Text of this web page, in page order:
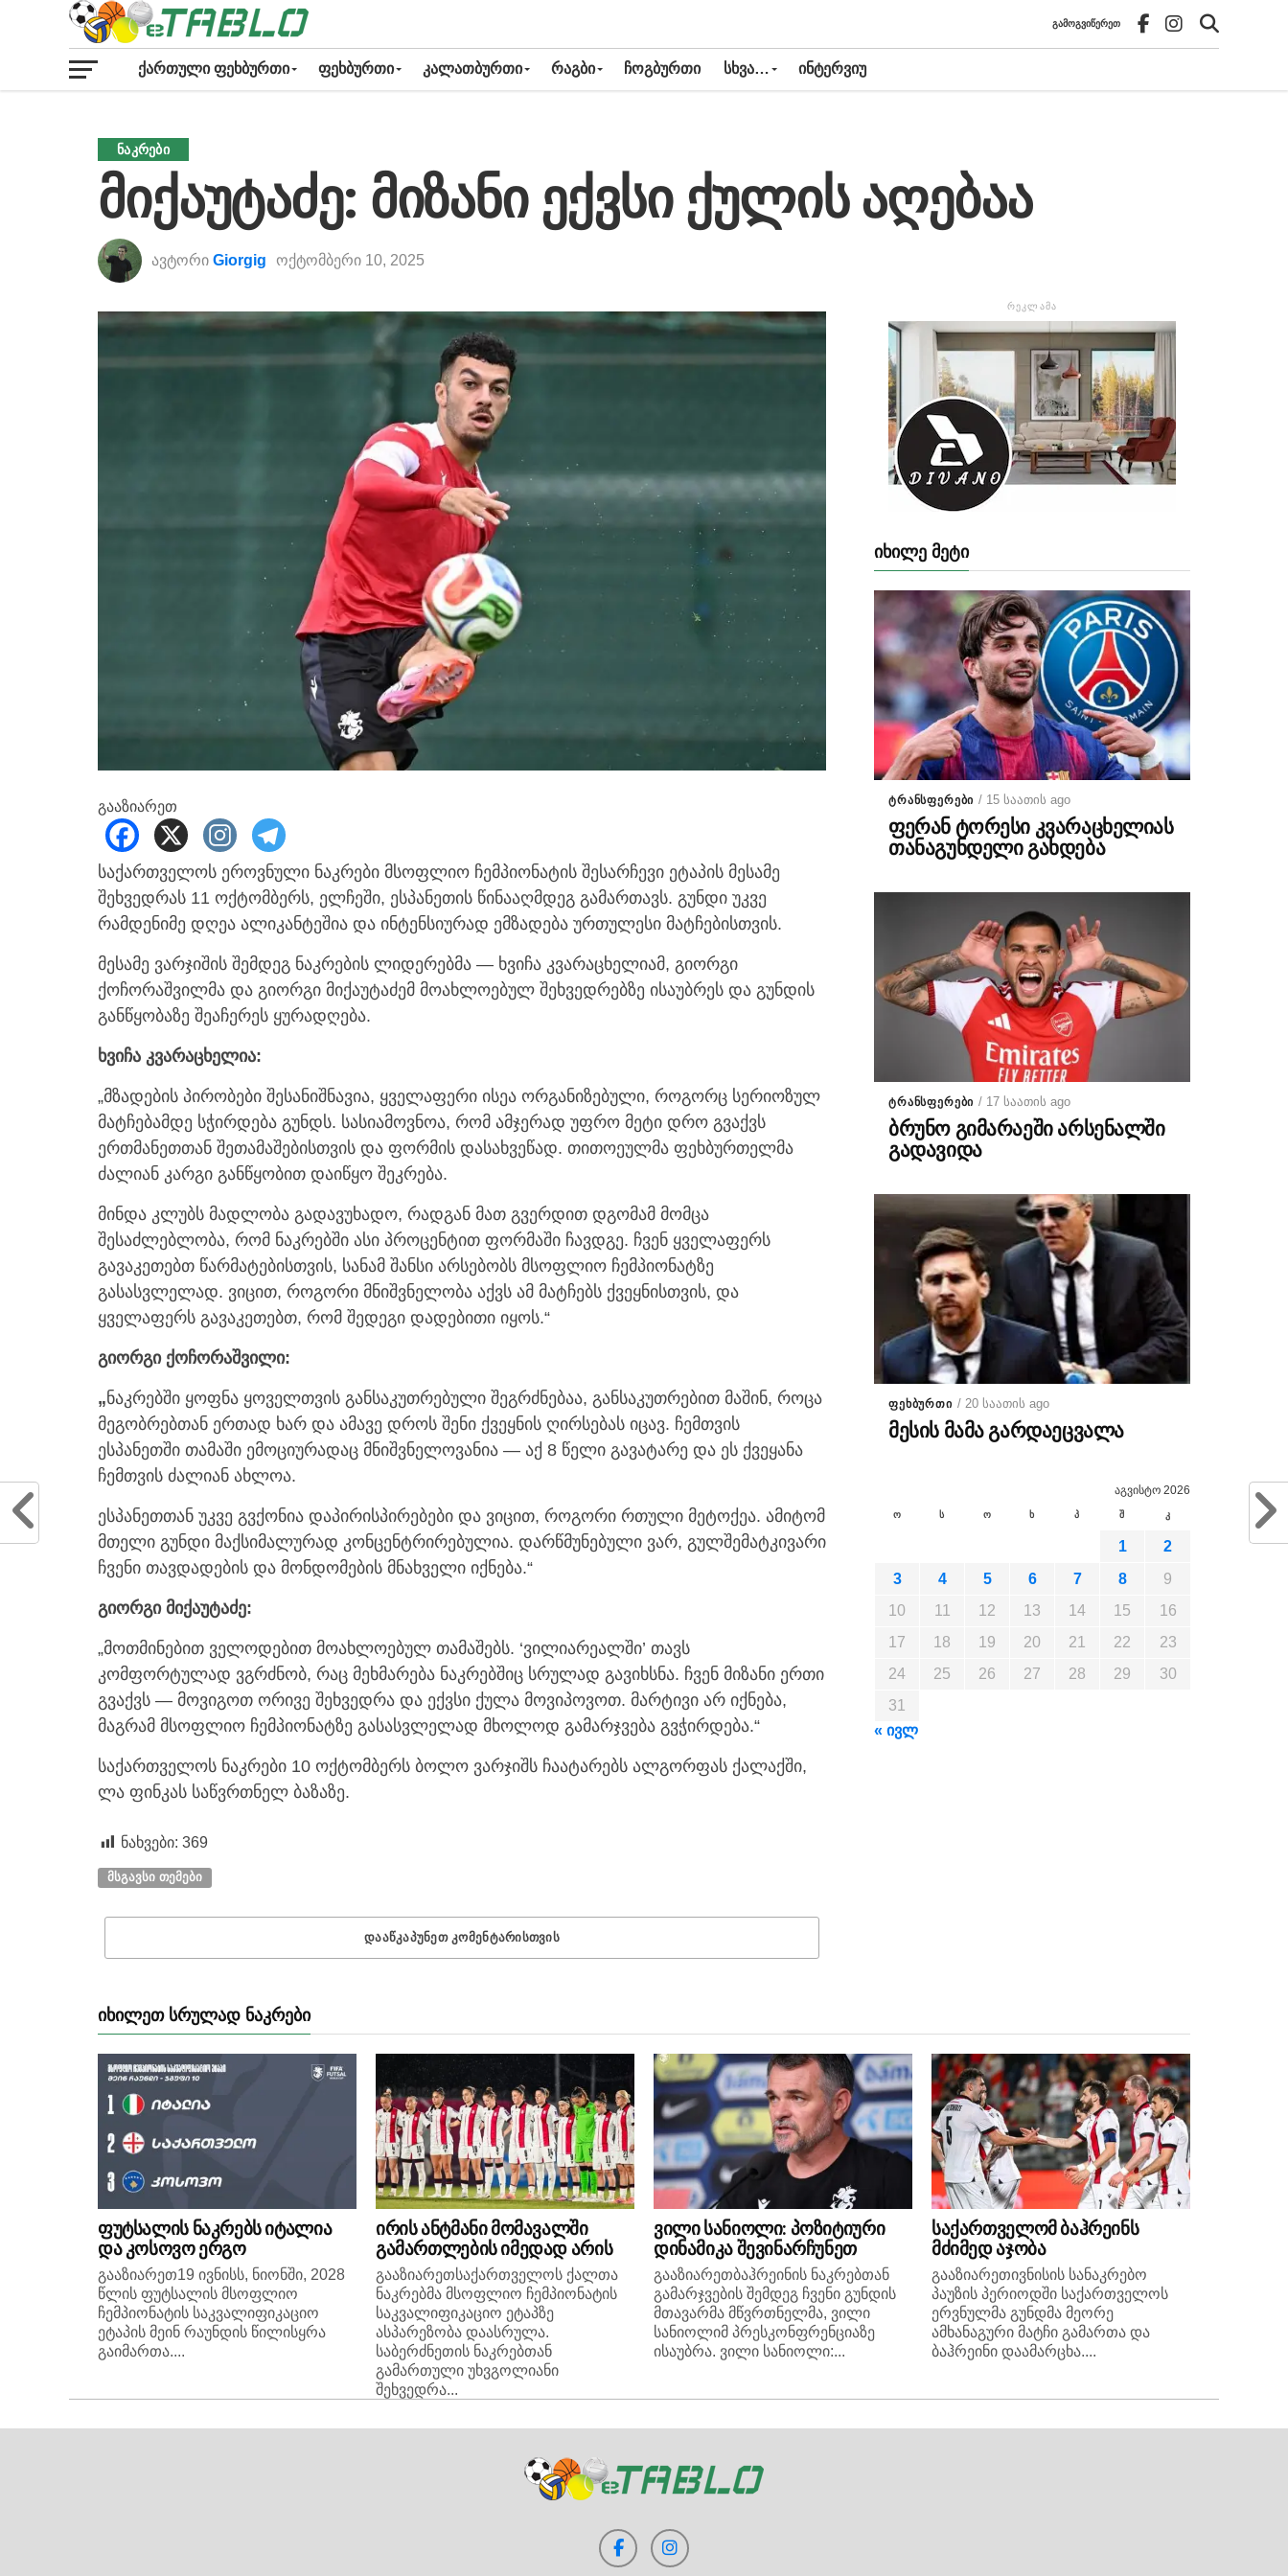
ᲒᲐᲛᲝᲒᲕᲘᲬᲔᲠᲔᲗ
ᲥᲐᲠᲗᲣᲚᲘ ᲤᲔᲮᲑᲣᲠᲗᲘ ᲤᲔᲮᲑᲣᲠᲗᲘ ᲙᲐᲚᲐᲗᲑᲣᲠᲗᲘ ᲠᲐᲒᲑᲘ ᲩᲝᲒᲑᲣᲠᲗᲘ ᲡᲮᲕᲐ… ᲘᲜᲢᲔᲠᲕᲘᲣ
ᲜᲐᲙᲠᲔᲑᲘ
მიქაუტაძე: მიზანი ექვსი ქულის აღებაა
ავტორი Giorgig ოქტომბერი 10, 2025
გააზიარეთ
საქართველოს ეროვნული ნაკრები მსოფლიო ჩემპიონატის შესარჩევი ეტაპის მესამე
შეხვედრას 11 ოქტომბერს, ელჩეში, ესპანეთის წინააღმდეგ გამართავს. გუნდი უკვე
რამდენიმე დღეა ალიკანტეშია და ინტენსიურად ემზადება ურთულესი მატჩებისთვის.
მესამე ვარჯიშის შემდეგ ნაკრების ლიდერებმა — ხვიჩა კვარაცხელიამ, გიორგი
ქოჩორაშვილმა და გიორგი მიქაუტაძემ მოახლოებულ შეხვედრებზე ისაუბრეს და გუნდის
განწყობაზე შეაჩერეს ყურადღება.
ხვიჩა კვარაცხელია:
„მზადების პირობები შესანიშნავია, ყველაფერი ისეა ორგანიზებული, როგორც სერიოზულ
მატჩებამდე სჭირდება გუნდს. სასიამოვნოა, რომ ამჯერად უფრო მეტი დრო გვაქვს
ერთმანეთთან შეთამაშებისთვის და ფორმის დასახვეწად. თითოეულმა ფეხბურთელმა
ძალიან კარგი განწყობით დაიწყო შეკრება.
მინდა კლუბს მადლობა გადავუხადო, რადგან მათ გვერდით დგომამ მომცა
შესაძლებლობა, რომ ნაკრებში ასი პროცენტით ფორმაში ჩავდგე. ჩვენ ყველაფერს
გავაკეთებთ წარმატებისთვის, სანამ შანსი არსებობს მსოფლიო ჩემპიონატზე
გასასვლელად. ვიცით, როგორი მნიშვნელობა აქვს ამ მატჩებს ქვეყნისთვის, და
ყველაფერს გავაკეთებთ, რომ შედეგი დადებითი იყოს.“
გიორგი ქოჩორაშვილი:
„ნაკრებში ყოფნა ყოველთვის განსაკუთრებული შეგრძნებაა, განსაკუთრებით მაშინ, როცა
მეგობრებთან ერთად ხარ და ამავე დროს შენი ქვეყნის ღირსებას იცავ. ჩემთვის
ესპანეთში თამაში ემოციურადაც მნიშვნელოვანია — აქ 8 წელი გავატარე და ეს ქვეყანა
ჩემთვის ძალიან ახლოა.
ესპანეთთან უკვე გვქონია დაპირისპირებები და ვიცით, როგორი რთული მეტოქეა. ამიტომ
მთელი გუნდი მაქსიმალურად კონცენტრირებულია. დარწმუნებული ვარ, გულშემატკივარი
ჩვენი თავდადების და მონდომების მნახველი იქნება.“
გიორგი მიქაუტაძე:
„მოთმინებით ველოდებით მოახლოებულ თამაშებს. ‘ვილიარეალში’ თავს
კომფორტულად ვგრძნობ, რაც მეხმარება ნაკრებშიც სრულად გავიხსნა. ჩვენ მიზანი ერთი
გვაქვს — მოვიგოთ ორივე შეხვედრა და ექვსი ქულა მოვიპოვოთ. მარტივი არ იქნება,
მაგრამ მსოფლიო ჩემპიონატზე გასასვლელად მხოლოდ გამარჯვება გვჭირდება.“
საქართველოს ნაკრები 10 ოქტომბერს ბოლო ვარჯიშს ჩაატარებს ალგორფას ქალაქში,
ლა ფინკას საწვრთნელ ბაზაზე.
ნახვები: 369
ᲛᲡᲒᲐᲕᲡᲘ ᲗᲔᲛᲔᲑᲘ
ᲓᲐᲐᲬᲙᲐᲞᲣᲜᲔᲗ ᲙᲝᲛᲔᲜᲢᲐᲠᲘᲡᲗᲕᲘᲡ
ᲠᲔᲙᲚᲐᲛᲐ
ᲘᲮᲘᲚᲔ ᲛᲔᲢᲘ
ᲢᲠᲐᲜᲡᲤᲔᲠᲔᲑᲘ / 15 საათის ago
ფერან ტორესი კვარაცხელიას
თანაგუნდელი გახდება
ᲢᲠᲐᲜᲡᲤᲔᲠᲔᲑᲘ / 17 საათის ago
ბრუნო გიმარაეში არსენალში
გადავიდა
ᲤᲔᲮᲑᲣᲠᲗᲘ / 20 საათის ago
მესის მამა გარდაეცვალა
აგვისტო 2026
ო ს ო ხ პ შ კ
1
2
3
4 5 6 7 8
9
10
11 12 13 14 15
16
17
18 19 20 21 22
23
24
25 26 27 28 29
30
31
« ივლ
ᲘᲮᲘᲚᲔᲗ ᲡᲠᲣᲚᲐᲓ ᲜᲐᲙᲠᲔᲑᲘ
ფუტსალის ნაკრებს იტალია
და კოსოვო ერგო
გააზიარეთ19 ივნისს, ნიონში, 2028
წლის ფუტსალის მსოფლიო
ჩემპიონატის საკვალიფიკაციო
ეტაპის მეინ რაუნდის წილისყრა
გაიმართა....
ირის ანტმანი მომავალში
გამართლების იმედად არის
გააზიარეთსაქართველოს ქალთა
ნაკრებმა მსოფლიო ჩემპიონატის
საკვალიფიკაციო ეტაპზე
ასპარეზობა დაასრულა.
საბერძნეთის ნაკრებთან
გამართული უხვგოლიანი
შეხვედრა...
ვილი სანიოლი: პოზიტიური
დინამიკა შევინარჩუნეთ
გააზიარეთბაჰრეინის ნაკრებთან
გამარჯვების შემდეგ ჩვენი გუნდის
მთავარმა მწვრთნელმა, ვილი
სანიოლიმ პრესკონფრენციაზე
ისაუბრა. ვილი სანიოლი:...
საქართველომ ბაჰრეინს
მძიმედ აჯობა
გააზიარეთივნისის სანაკრებო
პაუზის პერიოდში საქართველოს
ერვნულმა გუნდმა მეორე
ამხანაგური მატჩი გამართა და
ბაჰრეინი დაამარცხა....